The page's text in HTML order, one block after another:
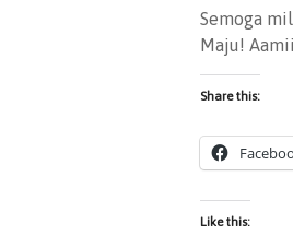
Semoga
Maju!
Share this:
Like this: